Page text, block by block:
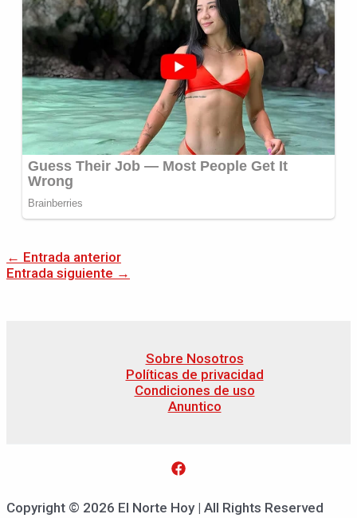
← Entrada anterior
Entrada siguiente →
Sobre Nosotros
Políticas de privacidad
Condiciones de uso
Anuntico
Copyright © 2026 El Norte Hoy | All Rights Reserved